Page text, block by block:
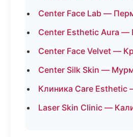
Center Face Lab —
Center Esthetic Aura —
Center Face Velvet —
Center Silk Skin —
Клиника Care Esthetic
Laser Skin Clinic —